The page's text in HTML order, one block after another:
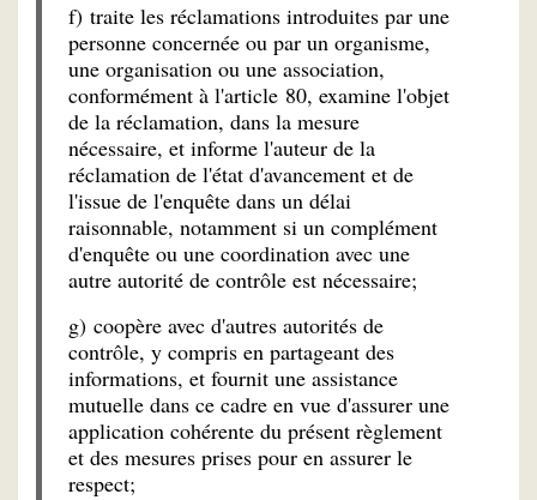
f) traite les réclamations introduites par une
personne concernée ou par un organisme,
une organisation ou une association,
conformément à l'article 80, examine l'objet
de la réclamation, dans la mesure
nécessaire, et informe l'auteur de la
réclamation de l'état d'avancement et de
l'issue de l'enquête dans un délai
raisonnable, notamment si un complément
d'enquête ou une coordination avec une
autre autorité de contrôle est nécessaire;
g) coopère avec d'autres autorités de
contrôle, y compris en partageant des
informations, et fournit une assistance
mutuelle dans ce cadre en vue d'assurer une
application cohérente du présent règlement
et des mesures prises pour en assurer le
respect;